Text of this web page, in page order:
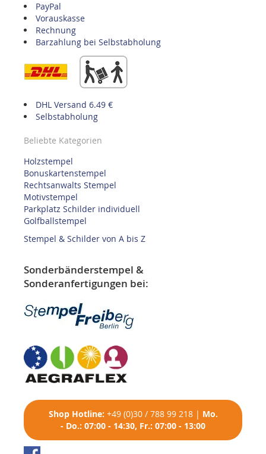
PayPal
Vorauskasse
Rechnung
Barzahlung bei Selbstabholung
DHL Versand 6.49 €
Selbstabholung
Beliebte Kategorien
Holzstempel
Bonuskartenstempel
Rechtsanwalts Stempel
Motivstempel
Parkplatz Schilder individuell
Golfballstempel
Stempel & Schilder von A bis Z
Sonderbänderstempel &
Sonderanfertigungen bei:
Shop Hotline: +49 (0)30 / 788 99 218| Mo.
- Do.: 07:00 - 14:30, Fr.: 07:00 - 13:00